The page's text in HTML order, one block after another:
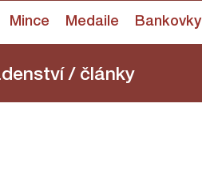
Mince Medaile Bankovky
/ články